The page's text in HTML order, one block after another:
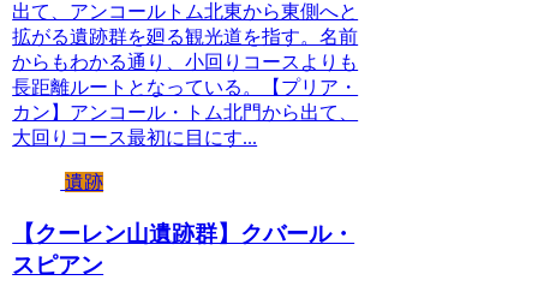
出て、アンコールトム北東から東側へと
拡がる遺跡群を廻る観光道を指す。名前
からもわかる通り、小回りコースよりも
長距離ルートとなっている。【プリア・
カン】アンコール・トム北門から出て、
大回りコース最初に目にす...
遺跡
【クーレン山遺跡群】クバール・
スピアン